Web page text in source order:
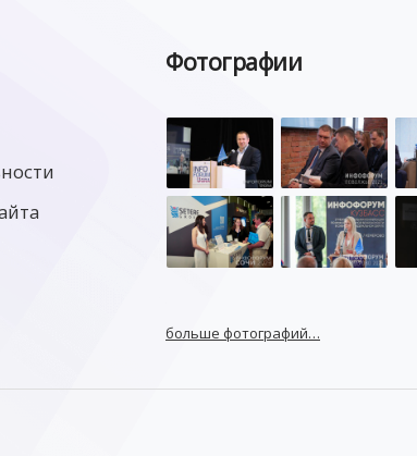
Фотографии
больше фотографий…